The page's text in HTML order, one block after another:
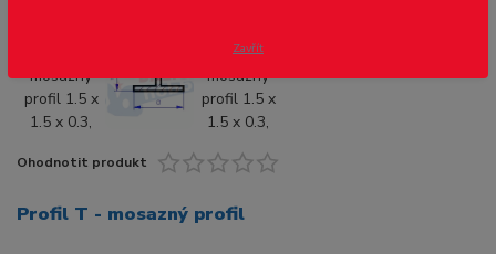
Ohodnotit produkt
Profil T - mosazný profil
Zavřít